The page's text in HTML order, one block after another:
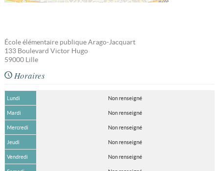
École élémentaire publique Arago-Jacquart
133 Boulevard Victor Hugo
59000 Lille
Horaires
Lundi Non renseigné
Mardi Non renseigné
Mercredi Non renseigné
Jeudi Non renseigné
Vendredi Non renseigné